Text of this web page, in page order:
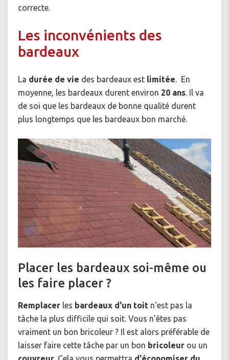
correcte.
Les inconvénients des
bardeaux
La durée de vie des bardeaux est limitée. En
moyenne, les bardeaux durent environ 20 ans. Il va
de soi que les bardeaux de bonne qualité durent
plus longtemps que les bardeaux bon marché.
Placer les bardeaux soi-même ou
les faire placer ?
Remplacer les bardeaux d'un toit n'est pas la
tâche la plus difficile qui soit. Vous n'êtes pas
vraiment un bon bricoleur ? Il est alors préférable de
laisser faire cette tâche par un bon bricoleur ou un